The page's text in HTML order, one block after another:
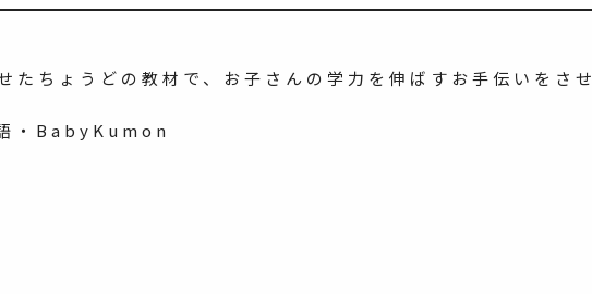
たちょうどの教材で、お子さんの学力を伸ばすお手伝いをさせ
・BabyKumon